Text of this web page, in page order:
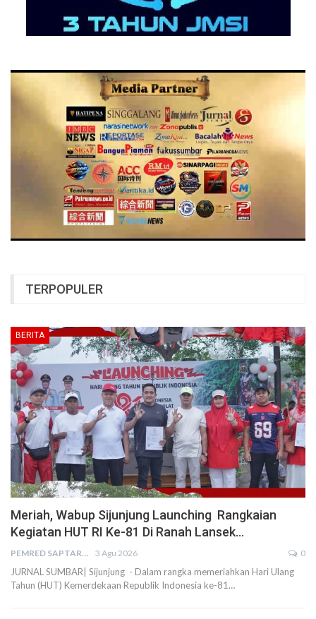
TERPOPULER
BERITA
Meriah, Wabup Sijunjung Launching Rangkaian
Kegiatan HUT RI Ke-81 Di Ranah Lansek…
PEMRED SAPTARIUS 3 Agu 2026 0
JURNAL SUMBAR| Sijunjung - Dalam rangka memeriahkan Hari Ulang
Tahun (HUT) Kemerdekaan Republik Indonesia ke-81…